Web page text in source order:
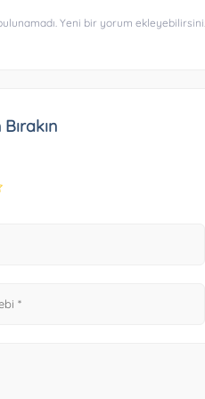
Yeni bir yorum